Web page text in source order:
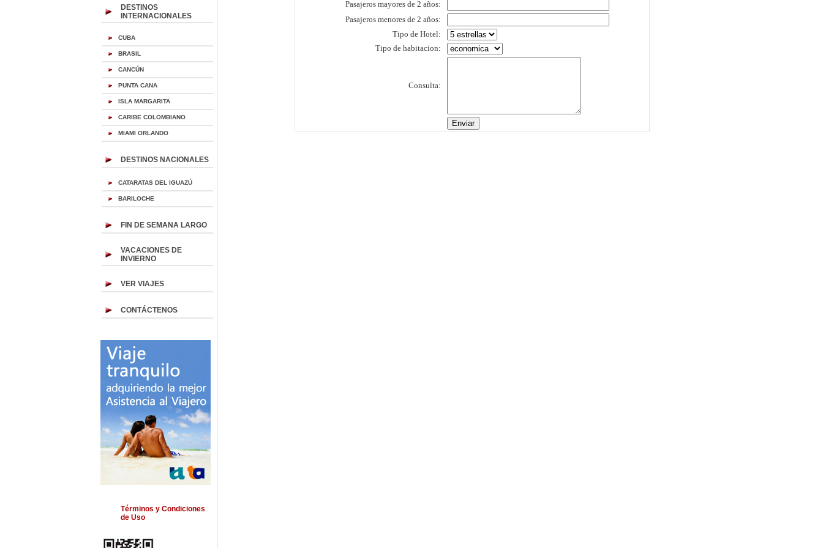
DESTINOS
INTERNACIONALES
CUBA
BRASIL
CANCÚN
PUNTA CANA
ISLA MARGARITA
CARIBE COLOMBIANO
MIAMI ORLANDO
DESTINOS NACIONALES
CATARATAS DEL IGUAZÚ
BARILOCHE
FIN DE SEMANA LARGO
VACACIONES DE
INVIERNO
VER VIAJES
CONTÁCTENOS
Términos y Condiciones
de Uso
Pasajeros mayores de 2 años:
Pasajeros menores de 2 años:
Tipo de Hotel:
Tipo de habitacion:
Consulta: